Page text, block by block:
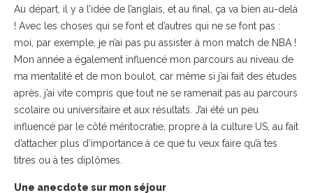
Au départ, il y a l’idée de l’anglais, et au final, ça va bien au-delà
! Avec les choses qui se font et d’autres qui ne se font pas :
moi, par exemple, je n’ai pas pu assister à mon match de NBA !
Mon année a également influencé mon parcours au niveau de
ma mentalité et de mon boulot, car même si j’ai fait des études
après, j’ai vite compris que tout ne se ramenait pas au parcours
scolaire ou universitaire et aux résultats. J’ai été un peu
influencé par le côté méritocratie, propre à la culture US, au fait
d’attacher plus d’importance à ce que tu veux faire qu’à tes
titres ou à tes diplômes.
Une anecdote sur mon séjour